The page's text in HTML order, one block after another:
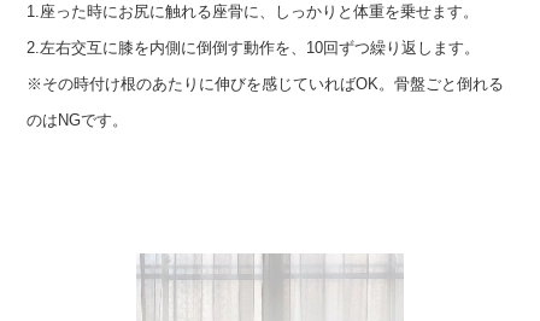
1.座った時にお尻に触れる座骨に、しっかりと体重を乗せます。
2.左右交互に膝を内側に倒倒す動作を、10回ずつ繰り返します。
※その時付け根のあたりに伸びを感じていればOK。骨盤ごと倒れる
のはNGです。